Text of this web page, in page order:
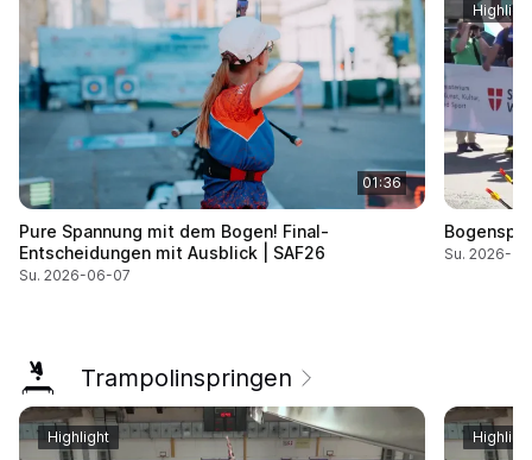
01:36
Pure Spannung mit dem Bogen! Final-
Entscheidungen mit Ausblick | SAF26
Su. 2026-06-07
Su. 2026-
Trampolinspringen
Highlight